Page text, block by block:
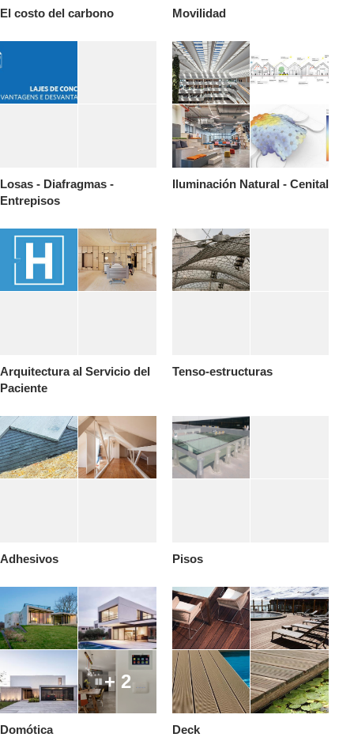
El costo del carbono Movilidad
Losas - Diafragmas -
Entrepisos
Iluminación Natural - Cenital
Arquitectura al Servicio del
Paciente
Tenso-estructuras
Adhesivos Pisos
+ 2
Domótica Deck